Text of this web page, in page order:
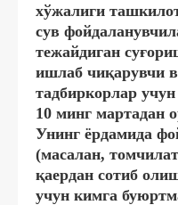
хўжалиги
сув
тежайдиган
ишлаб чиқарувчи
тадбиркорлар
10 минг мартадан
Унинг ёрдамида
(масалан,
қаердан сотиб
учун кимга